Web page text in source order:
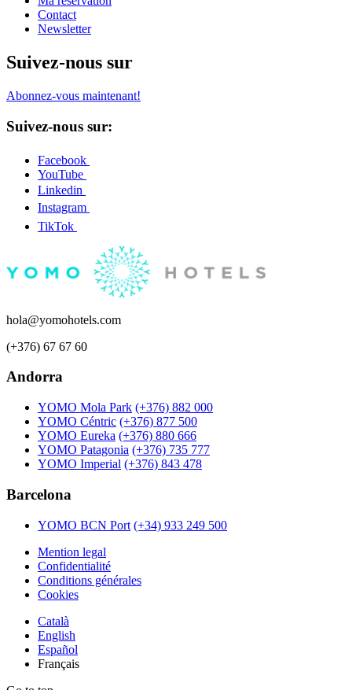
Contact
Newsletter
Suivez-nous sur
Abonnez-vous maintenant!
Suivez-nous sur:
Facebook
YouTube
Linkedin
Instagram
TikTok
hola@yomohotels.com
(+376) 67 67 60
Andorra
YOMO Mola Park (+376) 882 000
YOMO Céntric (+376) 877 500
YOMO Eureka (+376) 880 666
YOMO Patagonia (+376) 735 777
YOMO Imperial (+376) 843 478
Barcelona
YOMO BCN Port (+34) 933 249 500
Mention legal
Confidentialité
Conditions générales
Cookies
Català
English
Español
Français